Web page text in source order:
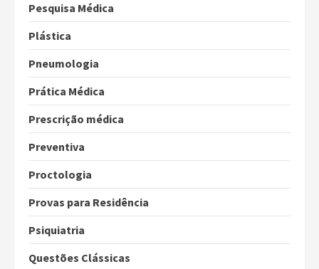
Pesquisa Médica
Plástica
Pneumologia
Prática Médica
Prescrição médica
Preventiva
Proctologia
Provas para Residência
Psiquiatria
Questões Clássicas